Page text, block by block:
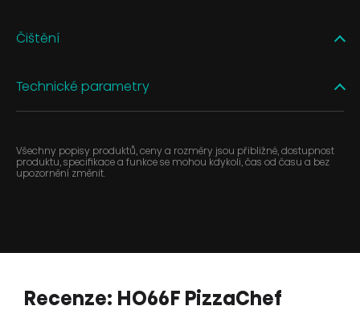
Čištění
Technické parametry
Všechny popisy produktů, ceny a rozměry jsou přibližné, dostupnost
produktu, specifikace a funkce se mohou kdykoli, čas od času a bez
upozornění změnit.
Recenze: HO66F PizzaChef